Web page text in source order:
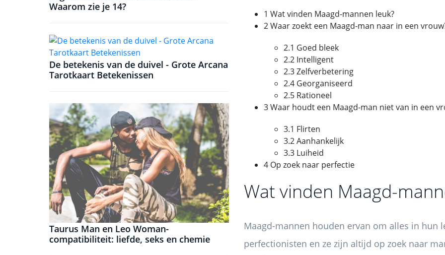
Waarom zie je 14?
De betekenis van de duivel - Grote Arcana
Tarotkaart Betekenissen
Taurus Man en Leo Woman-
compatibiliteit: liefde, seks en chemie
1 Wat vinden Maagd-mannen leuk?
2 Waar zoekt een Maagd-man naar in een
2.1 Goed bleek
2.2 Intelligent
2.3 Zelfverbetering
2.4 Georganiseerd
2.5 Rationeel
3 Waar houdt een Maagd-man niet van in een
3.1 Flirten
3.2 Aanhankelijk
3.3 Luiheid
4 Op zoek naar perfectie
Wat vinden Maagd-
Maagd-mannen houden ervan om alles in hun
perfectionisten en ze zijn altijd op zoek naar